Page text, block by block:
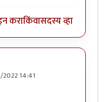
कराकिंवासदस्य व्हा
2022 14:41
... या वरील